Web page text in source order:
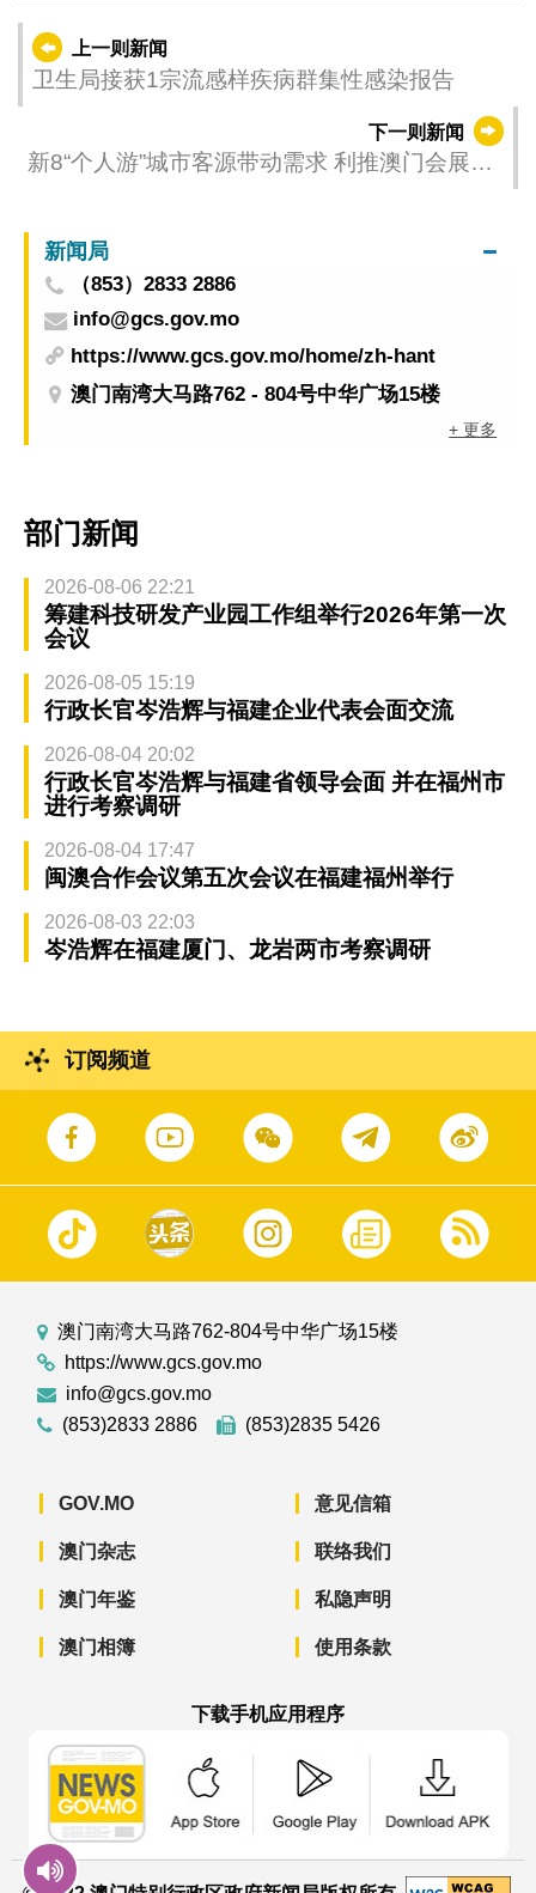
上一则新闻
卫生局接获1宗流感样疾病群集性感染报告
下一则新闻
新8“个人游”城市客源带动需求 利推澳门会展商
新闻局
（853）2833 2886
info@gcs.gov.mo
https://www.gcs.gov.mo/home/zh-hant
澳门南湾大马路762 - 804号中华广场15楼
+ 更多
部门新闻
2026-08-06 22:21
筹建科技研发产业园工作组举行2026年第一次
会议
2026-08-05 15:19
行政长官岑浩辉与福建企业代表会面交流
2026-08-04 20:02
行政长官岑浩辉与福建省领导会面 并在福州市
进行考察调研
2026-08-04 17:47
闽澳合作会议第五次会议在福建福州举行
2026-08-03 22:03
岑浩辉在福建厦门、龙岩两市考察调研
订阅频道
澳门南湾大马路762-804号中华广场15楼
https://www.gcs.gov.mo
info@gcs.gov.mo
(853)2833 2886
(853)2835 5426
GOV.MO
澳门杂志
澳门年鉴
澳门相簿
意见信箱
联络我们
私隐声明
使用条款
下载手机应用程序